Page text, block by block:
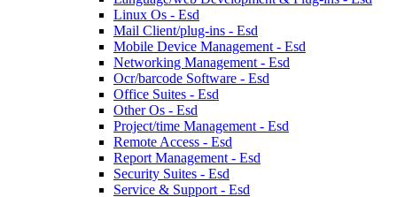
Linux Os - Esd
Mail Client/plug-ins - Esd
Mobile Device Management - Esd
Networking Management - Esd
Ocr/barcode Software - Esd
Office Suites - Esd
Other Os - Esd
Project/time Management - Esd
Remote Access - Esd
Report Management - Esd
Security Suites - Esd
Service & Support - Esd